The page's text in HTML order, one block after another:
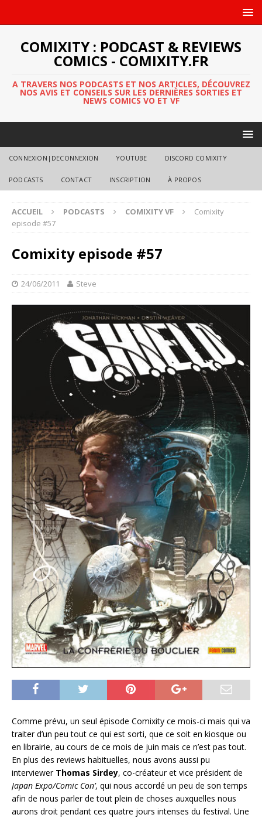
COMIXITY : PODCAST & REVIEWS
COMICS - COMIXITY.FR
A TRAVERS NOS PODCASTS ET NOS ARTICLES, DÉCOUVREZ
NOS AVIS ET CONSEILS SUR LES DERNIÈRES SORTIES ET
NEWS COMICS VO ET VF
CONNEXION|DECONNEXION YOUTUBE DISCORD COMIXITY
PODCASTS CONTACT INSCRIPTION À PROPOS
ACCUEIL PODCASTS COMIXITY VF
Comixity
episode #57
Comixity episode #57
24/06/2011 Steve
Comme prévu, un seul épisode Comixity ce mois-ci mais qui va
traiter d’un peu tout ce qui est sorti, que ce soit en kiosque ou
en librairie, au cours de ce mois de juin mais ce n’est pas tout.
En plus des reviews habituelles, nous avons aussi pu
interviewer Thomas Sirdey, co-créateur et vice président de
Japan Expo/Comic Con’, qui nous accordé un peu de son temps
afin de nous parler de tout plein de choses auxquelles nous
aurons droit pendant ces quatre jours intenses du festival. Une